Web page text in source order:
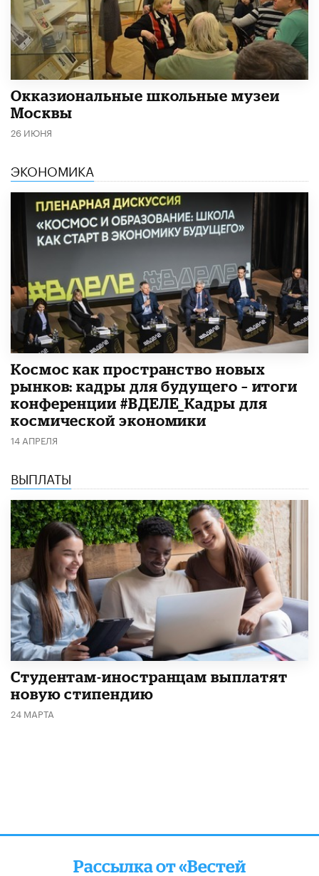
​Окказиональные школьные музеи
Москвы
26 ИЮНЯ
ЭКОНОМИКА
Космос как пространство новых
рынков: кадры для будущего – итоги
конференции #ВДЕЛЕ_Кадры для
космической экономики
14 АПРЕЛЯ
ВЫПЛАТЫ
Студентам-иностранцам выплатят
новую стипендию
24 МАРТА
Рассылка от «Вестей